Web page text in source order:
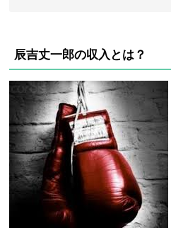
辰吉丈一郎の収入とは？